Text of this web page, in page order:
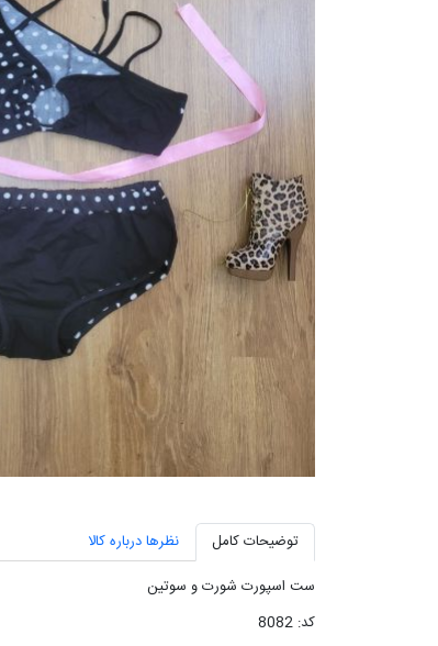
توضیحات کامل
نظرها درباره کالا
ست اسپورت شورت و سوتین
کد: 8082